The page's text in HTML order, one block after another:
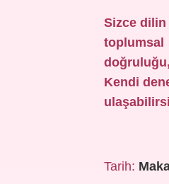
Sizce dilin
Kendi
Tarih: